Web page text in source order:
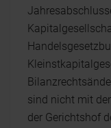
sind nicht mit
der Gerichtshof